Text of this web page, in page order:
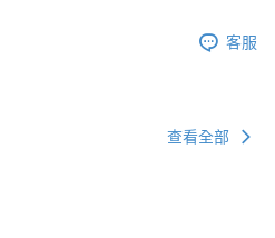
客服
查看全部